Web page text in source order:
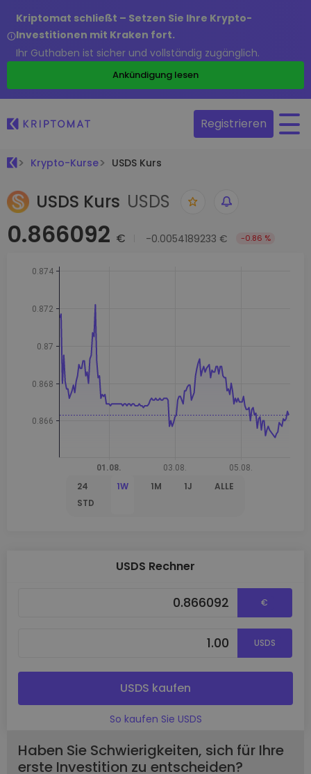
Kriptomat schließt – Setzen Sie Ihre Krypto-
Investitionen mit Kraken fort.
Ihr Guthaben ist sicher und vollständig zugänglich.
Ankündigung lesen
Registrieren
Krypto-Kurse USDS Kurs
USDS Kurs USDS
0.866092 € -0.0054189233 € -0.86 %
24
STD
1W 1M 1J ALLE
USDS Rechner
€
USDS
USDS kaufen
So kaufen Sie USDS
Haben Sie Schwierigkeiten, sich für Ihre
erste Investition zu entscheiden?